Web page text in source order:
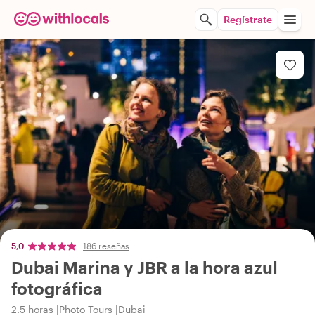
Regístrate
5,0 186 reseñas
Dubai Marina y JBR a la hora azul
fotográfica
2.5 horas Photo Tours Dubai